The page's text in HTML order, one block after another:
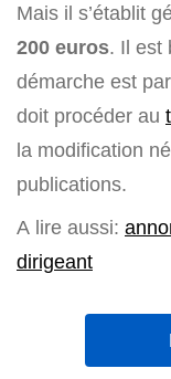
Mais il s’établit
200 euros. Il est
démarche est
doit procéder au
la modification
publications.
A lire aussi:
dirigeant